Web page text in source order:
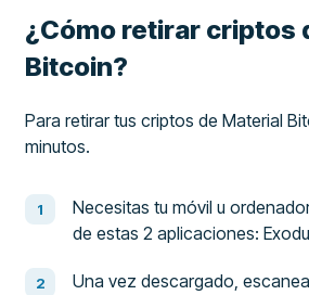
¿Cómo retirar criptos
Bitcoin?
Para retirar tus criptos de Material
minutos.
Necesitas tu móvil u
de estas 2 aplicaciones:
Una vez descargado,